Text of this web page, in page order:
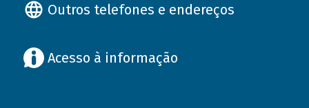
Outros telefones e endereços
Acesso à informação